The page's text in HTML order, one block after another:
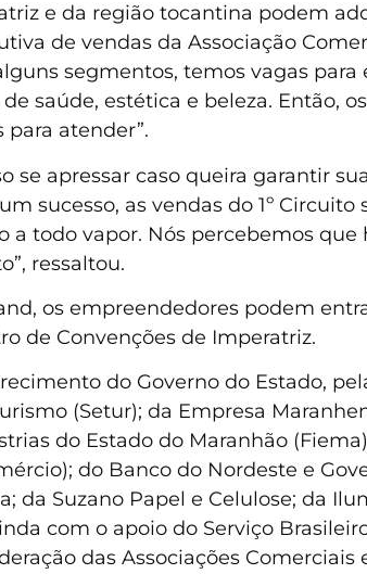
e da região tocantina podem
de vendas da Associação
segmentos, temos vagas
saúde, estética e beleza. Então,
atender”.
se apressar caso queira garantir
sucesso, as vendas do 1º
a todo vapor. Nós percebemos
ressaltou.
os empreendedores podem
de Convenções de Imperatriz.
do Governo do Estado,
(Setur); da Empresa
do Estado do Maranhão
do Banco do Nordeste e
da Suzano Papel e Celulose; da
com o apoio do Serviço
das Associações